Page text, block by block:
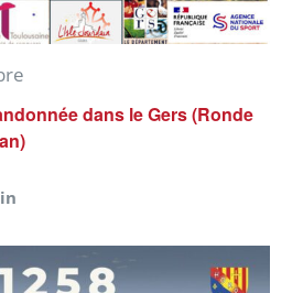
dans le Gers (Ronde